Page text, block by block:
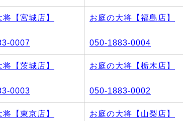
【宮城店】
0007
お庭の大将【福島店】
050-1883-0004
【茨城店】
0003
お庭の大将【栃木店】
050-1883-0002
【東京店】 お庭の大将【山梨店】